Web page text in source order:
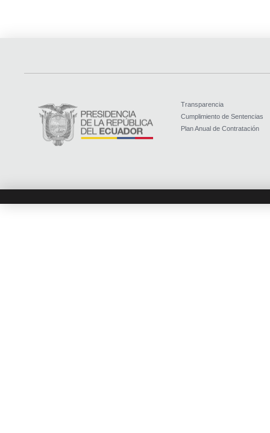
Transparencia
Cumplimiento de Sentencias
Plan Anual de Contratación